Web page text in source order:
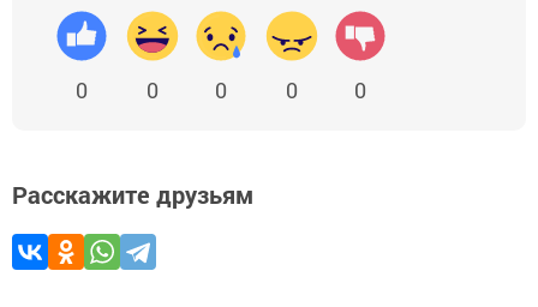
0 0 0 0 0
Расскажите друзьям